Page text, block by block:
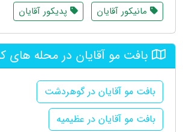
مانیکور آقایان
پدیکور آقایان
بافت مو آقایان در محله های
بافت مو آقایان در گوهردشت
بافت مو آقایان در عظیمیه